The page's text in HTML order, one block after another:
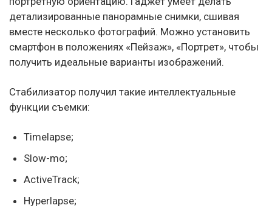
детализированные панорамные снимки, сшивая
вместе несколько фотографий. Можно установить
смартфон в положениях «Пейзаж», «Портрет», чтобы
получить идеальные варианты изображений.
Стабилизатор получил такие интеллектуальные
функции съемки:
Timelapse;
Slow-mo;
ActiveTrack;
Hyperlapse;